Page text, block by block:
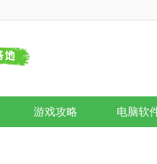
游戏攻略 电脑软